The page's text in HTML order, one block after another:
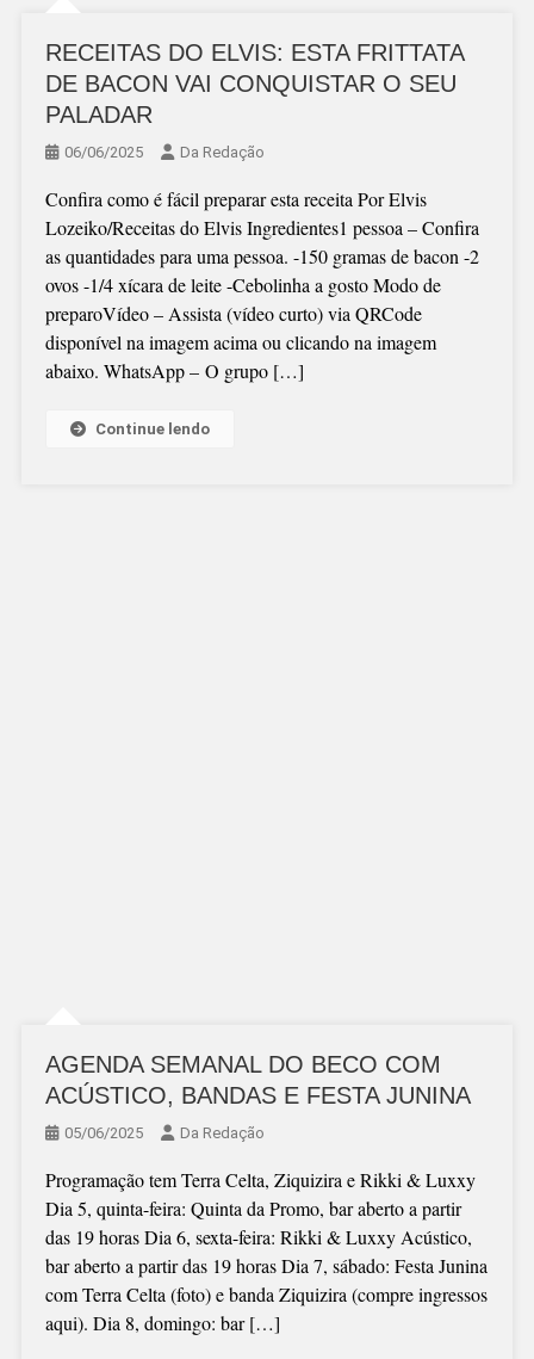
RECEITAS DO ELVIS: ESTA FRITTATA
DE BACON VAI CONQUISTAR O SEU
PALADAR
06/06/2025 Da Redação
Confira como é fácil preparar esta receita Por Elvis
Lozeiko/Receitas do Elvis Ingredientes1 pessoa – Confira
as quantidades para uma pessoa. -150 gramas de bacon -2
ovos -1/4 xícara de leite -Cebolinha a gosto Modo de
preparoVídeo – Assista (vídeo curto) via QRCode
disponível na imagem acima ou clicando na imagem
abaixo. WhatsApp – O grupo […]
Continue lendo
AGENDA SEMANAL DO BECO COM
ACÚSTICO, BANDAS E FESTA JUNINA
05/06/2025 Da Redação
Programação tem Terra Celta, Ziquizira e Rikki & Luxxy
Dia 5, quinta-feira: Quinta da Promo, bar aberto a partir
das 19 horas Dia 6, sexta-feira: Rikki & Luxxy Acústico,
bar aberto a partir das 19 horas Dia 7, sábado: Festa Junina
com Terra Celta (foto) e banda Ziquizira (compre ingressos
aqui). Dia 8, domingo: bar […]